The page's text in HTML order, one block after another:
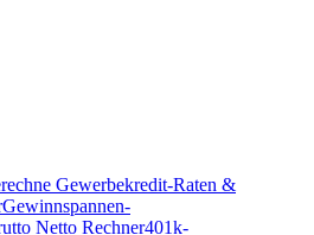
Gewerbekredit-Raten &
Gewinnspannen-
Netto Rechner401k-